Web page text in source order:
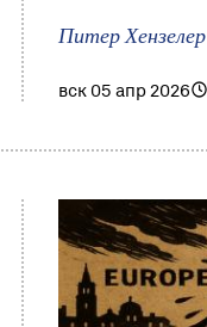
Питер Хензелер
вск 05 апр 2026